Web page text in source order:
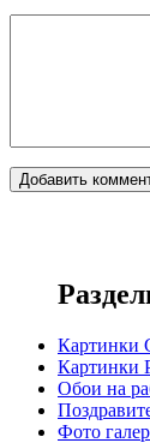
Картинки
Картинки
Обои на
Фото